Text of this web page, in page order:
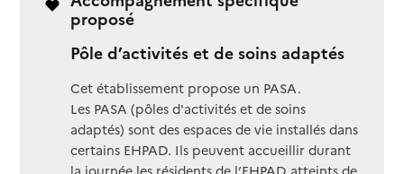
proposé
Pôle d’activités et de soins adaptés
Cet établissement propose un PASA.
Les PASA (pôles d'activités et de soins
adaptés) sont des espaces de vie installés dans
certains EHPAD. Ils peuvent accueillir durant